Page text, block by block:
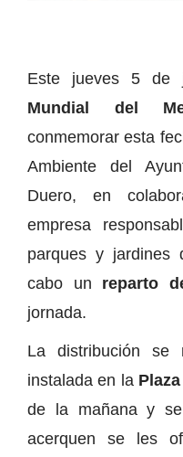
Este jueves 5 de
Mundial del
conmemorar esta
Ambiente del
Duero, en
empresa
parques y jardines
cabo un reparto
jornada.
La distribución se
instalada en la
de la mañana y
acerquen se les